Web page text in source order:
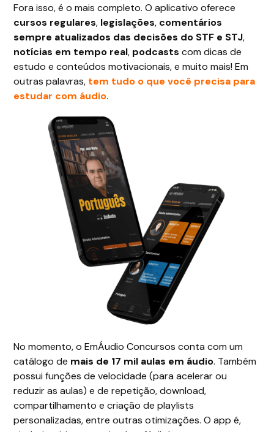
Fora isso, é o mais completo. O aplicativo oferece
cursos regulares, legislações, comentários
sempre atualizados das decisões do STF e STJ,
notícias em tempo real, podcasts com dicas de
estudo e conteúdos motivacionais, e muito mais! Em
outras palavras, tem tudo o que você precisa para
estudar com áudio.
No momento, o EmÁudio Concursos conta com um
catálogo de mais de 17 mil aulas em áudio. Também
possui funções de velocidade (para acelerar ou
reduzir as aulas) e de repetição, download,
compartilhamento e criação de playlists
personalizadas, entre outras otimizações. O app é,